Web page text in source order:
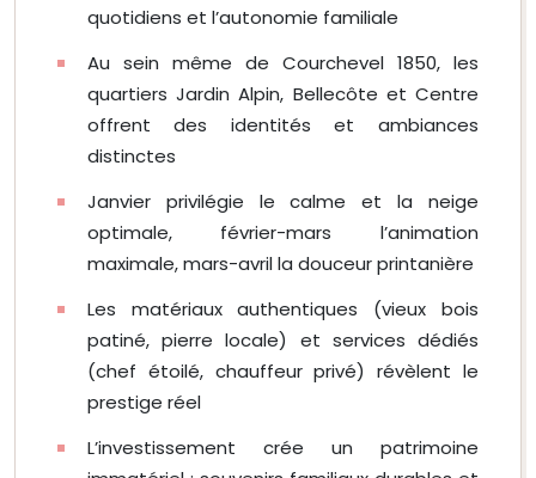
quotidiens et l’autonomie familiale
Au sein même de Courchevel 1850, les
quartiers Jardin Alpin, Bellecôte et Centre
offrent des identités et ambiances
distinctes
Janvier privilégie le calme et la neige
optimale, février-mars l’animation
maximale, mars-avril la douceur printanière
Les matériaux authentiques (vieux bois
patiné, pierre locale) et services dédiés
(chef étoilé, chauffeur privé) révèlent le
prestige réel
L’investissement crée un patrimoine